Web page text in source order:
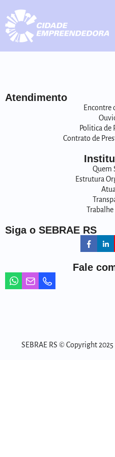
Atendimento
Encontre
Politica de
Contrato de
Quem
Estrutura
Trabalhe
Siga o SEBRAE RS
Fale
SEBRAE RS © Copyright